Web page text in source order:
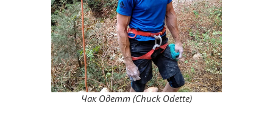
Чак Одетт (Chuck Odette)